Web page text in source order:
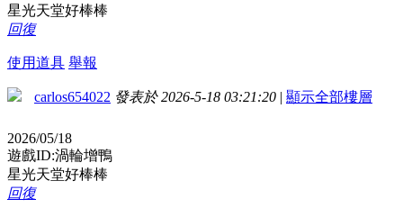
星光天堂好棒棒
回復
使用道具 舉報
carlos654022 發表於 2026-5-18 03:21:20 | 顯示全部樓層
2026/05/18
遊戲ID:渦輪增鴨
星光天堂好棒棒
回復